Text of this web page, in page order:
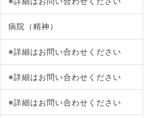
病院（精神）
※詳細はお問い合わせください
※詳細はお問い合わせください
※詳細はお問い合わせください